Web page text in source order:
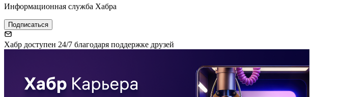
Информационная служба Хабра
Подписаться
Хабр доступен 24/7 благодаря поддержке друзей